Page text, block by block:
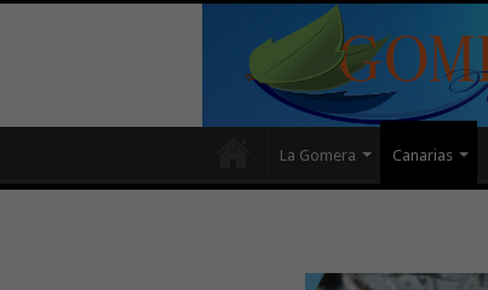
La Gomera Canarias